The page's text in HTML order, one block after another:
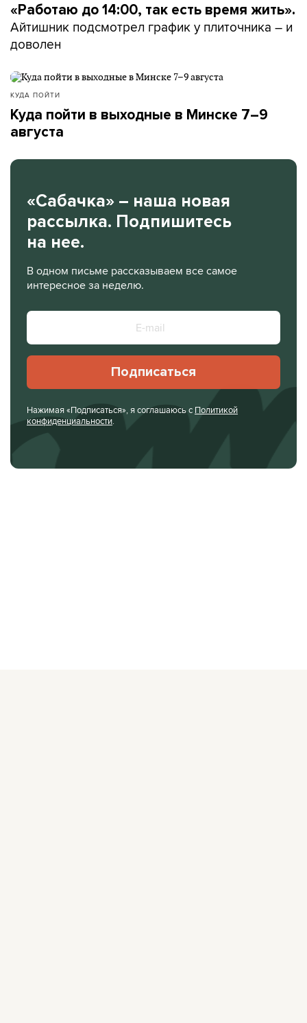
«Работаю до 14:00, так есть время жить».
Айтишник подсмотрел график у плиточника – и
доволен
КУДА ПОЙТИ
Куда пойти в выходные в Минске 7–9
августа
«Сабачка» – наша новая
рассылка. Подпишитесь
на нее.
В одном письме рассказываем все самое
интересное за неделю.
Подписаться
Нажимая «Подписаться», я соглашаюсь с Политикой
конфиденциальности.